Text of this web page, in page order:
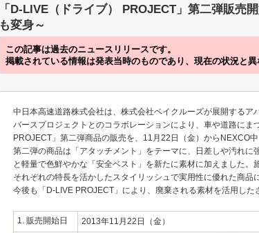
「D-LIVE（ドライブ） PROJECT」第二弾販売
も変身～
この記事は過去のニュースリリースです。
掲載されている情報は発表当時のものであり、現在の状況と異
中日本高速道路株式会社は、株式会社ベイクルーズが展開する
バースプロジェクトとのコラボレーションにより、車や道路にま
PROJECT」第二弾商品の販売を、11月22日（金）からNEXCO
第二弾の商品は「アタッチメント」をテーマに、日差しや汚れに
と軽量で色鮮やかな「安全ベスト」を新たに素材に加えました
それぞれの特長を活かしたスタイリッシュで実用性に優れた商品
今後も「D-LIVE PROJECT」により、廃棄される素材を活用した
1. 販売開始日 2013年11月22日（金）